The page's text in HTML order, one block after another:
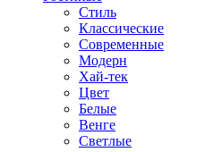
Стиль
Классические
Современные
Модерн
Хай-тек
Цвет
Белые
Венге
Светлые